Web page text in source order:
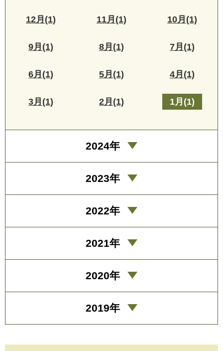
12月(1) 11月(1) 10月(1)
9月(1) 8月(1) 7月(1)
6月(1) 5月(1) 4月(1)
3月(1) 2月(1) 1月(1)
2024年
2023年
2022年
2021年
2020年
2019年